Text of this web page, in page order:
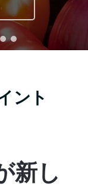
ント
新し